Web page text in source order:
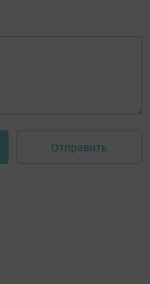
Отправить